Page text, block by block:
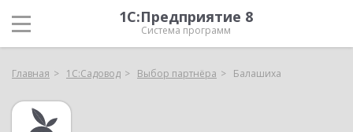
1С:Предприятие 8
Система программ
Главная 1С:Садовод Выбор партнёра Балашиха